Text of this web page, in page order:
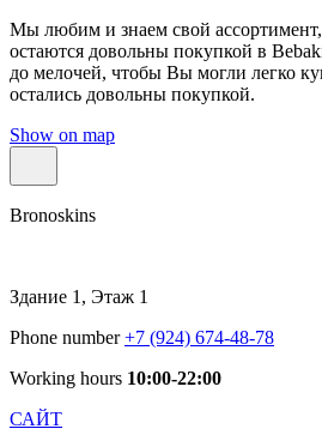
Мы любим и знаем свой
остаются довольны покупкой в
до мелочей, чтобы Вы могли легко
остались довольны покупкой.
Show on map
Bronoskins
Здание 1, Этаж 1
Phone number+7 (924) 674-48-78
Working hours 10:00-22:00
САЙТ